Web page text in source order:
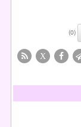
(0)
X